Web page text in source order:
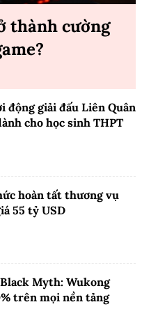
thành cường
động giải đấu Liên Quân
cho học sinh THPT
hoàn tất thương vụ
55 tỷ USD
Myth: Wukong
trên mọi nền tảng